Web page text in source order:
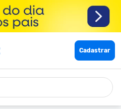
Cadastrar